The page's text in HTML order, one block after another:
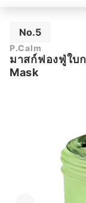
No.5
P.Calm
มาสก์ฟองฟู่ใบ
Mask